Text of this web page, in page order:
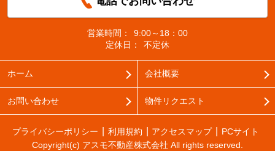
営業時間：
9:00～18：00
定休日：
不定休
ホーム 会社概要
お問い合わせ 物件リクエスト
プライバシーポリシー 利用規約 アクセスマップ
PCサイト
Copyright(c) アスモ不動産株式会社 All rights reserved.